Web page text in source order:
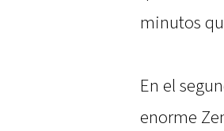
minutos
En el
enorme